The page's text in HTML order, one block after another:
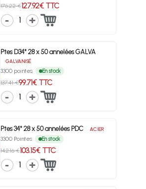
176.22 €127.92€ TTC
1
Ptes D34° 28 x 50 annelées GALVA
GALVANISÉ
3300 pointes En stock
137.41 €99.71€ TTC
1
Ptes 34° 28 x 50 annelées PDC ACIER
3300 Pointes En stock
142.16 €103.15€ TTC
1